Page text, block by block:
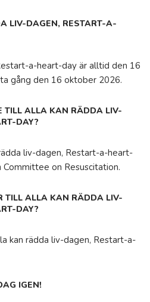
LIV-DAGEN, RESTART-A-
a-heart-day är alltid den 16
gång den 16 oktober 2026.
TILL ALLA KAN RÄDDA LIV-
DAY?
liv-dagen, Restart-a-heart-
on Resuscitation.
TILL ALLA KAN RÄDDA LIV-
DAY?
kan rädda liv-dagen, Restart-a-
IGEN!